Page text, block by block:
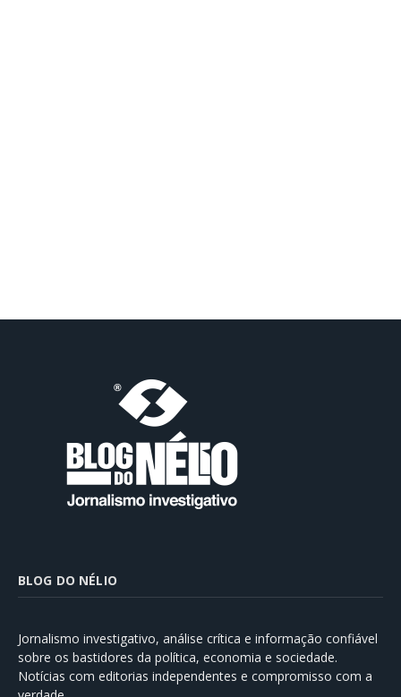
BLOG DO NÉLIO
Jornalismo investigativo, análise crítica e informação confiável
sobre os bastidores da política, economia e sociedade.
Notícias com editorias independentes e compromisso com a